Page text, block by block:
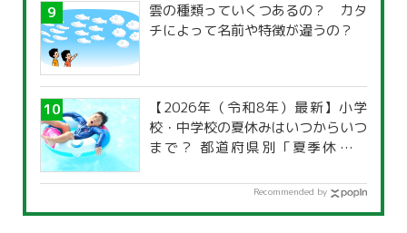
雲の種類っていくつあるの？ カタ
チによって名前や特徴が違うの？
【2026年（令和8年）最新】小学
校・中学校の夏休みはいつからいつ
まで？ 都道府県別「夏季休暇一
Recommended by